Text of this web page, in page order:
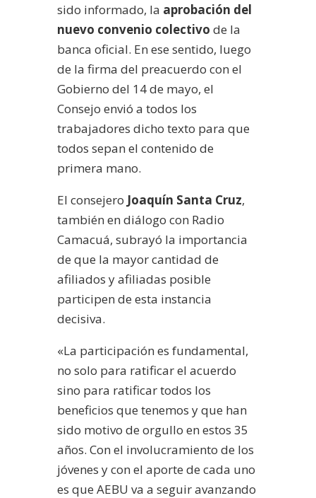
sido informado, la aprobación del
nuevo convenio colectivo de la
banca oficial. En ese sentido, luego
de la firma del preacuerdo con el
Gobierno del 14 de mayo, el
Consejo envió a todos los
trabajadores dicho texto para que
todos sepan el contenido de
primera mano.
El consejero Joaquín Santa Cruz,
también en diálogo con Radio
Camacuá, subrayó la importancia
de que la mayor cantidad de
afiliados y afiliadas posible
participen de esta instancia
decisiva.
«La participación es fundamental,
no solo para ratificar el acuerdo
sino para ratificar todos los
beneficios que tenemos y que han
sido motivo de orgullo en estos 35
años. Con el involucramiento de los
jóvenes y con el aporte de cada uno
es que AEBU va a seguir avanzando